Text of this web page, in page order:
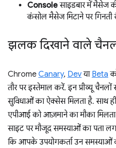
Consoleसाइडबार में मैसेज
कंसोल मैसेज मिटाने पर गिनती
झलक दिखाने वाले चैनल
Chrome Canary, Devया Beta
तौर पर इस्तेमाल करें. इन प्रीव्यू
सुविधाओं का ऐक्सेस मिलता है. साथ
एपीआई को आज़माने का मौका
साइट पर मौजूद समस्याओं का पता
कि आपके उपयोगकर्ता उन समस्याओं